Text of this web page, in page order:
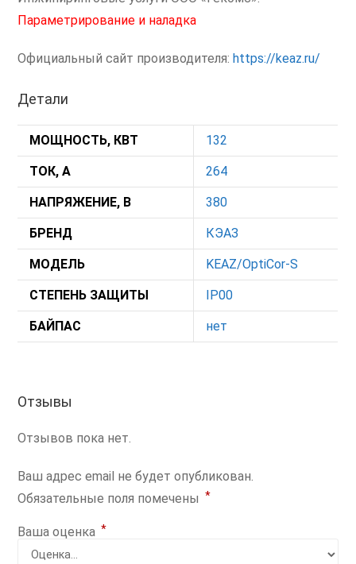
Параметрирование и наладка
Официальный сайт производителя:https://keaz.ru/
Детали
МОЩНОСТЬ, КВТ 132
ТОК, А 264
НАПРЯЖЕНИЕ, В 380
БРЕНД КЭАЗ
МОДЕЛЬ KEAZ/OptiCor-S
СТЕПЕНЬ ЗАЩИТЫ IP00
БАЙПАС нет
Отзывы
Отзывов пока нет.
Ваш адрес email не будет опубликован.
Обязательные поля помечены *
Ваша оценка *